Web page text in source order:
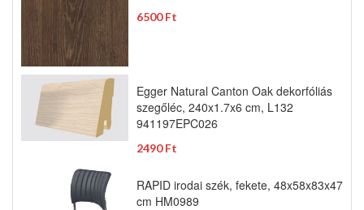
6500 Ft
Egger Natural Canton Oak dekorfóliás
szegőléc, 240x1.7x6 cm, L132
941197EPC026
2490 Ft
RAPID irodai szék, fekete, 48x58x83x47
cm HM0989